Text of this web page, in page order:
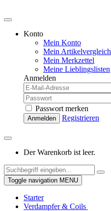
Konto
Mein Konto
Mein Artikelvergleich
Mein Merkzettel
Meine Lieblingslisten
Anmelden
Passwort merken
Anmelden Registrieren
Der Warenkorb ist leer.
Toggle navigation MENU
Starter
Verdampfer & Coils